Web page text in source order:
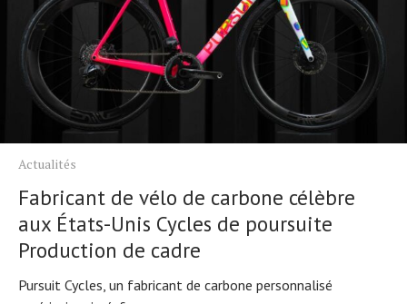
Actualités
Fabricant de vélo de carbone célèbre
aux États-Unis Cycles de poursuite
Production de cadre
Pursuit Cycles, un fabricant de carbone personnalisé